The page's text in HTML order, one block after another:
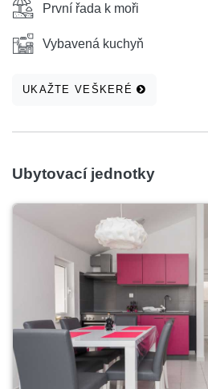
První řada k moři
Vybavená kuchyň
UKAŽTE VEŠKERÉ
Ubytovací jednotky